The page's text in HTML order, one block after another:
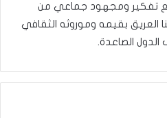
تفكير ومجهود جماعي من
العريق بقيمه وموروثه الثقافي
الصاعدة.